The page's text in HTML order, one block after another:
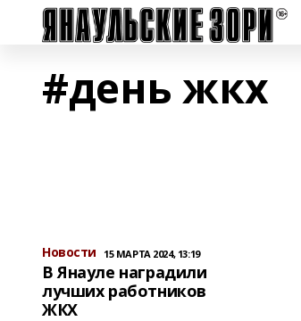
#день жкх
Новости 15 МАРТА 2024, 13:19
В Янауле наградили
лучших работников
ЖКХ